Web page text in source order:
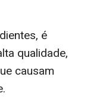
é
qualidade,
causam